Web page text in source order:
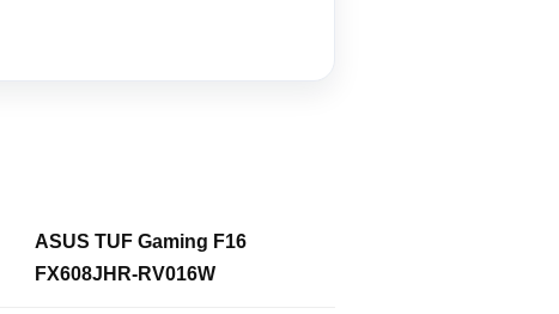
ASUS TUF Gaming F16
FX608JHR-RV016W